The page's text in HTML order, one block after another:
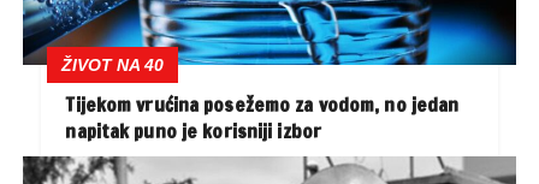
ŽIVOT NA 40
Tijekom vrućina posežemo za vodom, no jedan
napitak puno je korisniji izbor